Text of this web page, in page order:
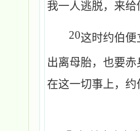
我一人逃脱，来给
20这时约伯
出离母胎，也要
在这一切事上，